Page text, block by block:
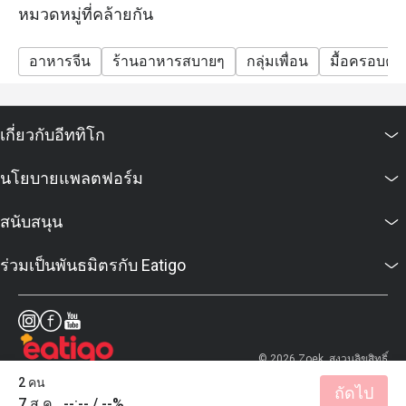
หมวดหมู่ที่คล้ายกัน
อาหารจีน ร้านอาหารสบายๆ กลุ่มเพื่อน มื้อครอบครั
2 คน
ถัดไป
เกี่ยวกับอีททิโก
นโยบายแพลตฟอร์ม
สนับสนุน
ร่วมเป็นพันธมิตรกับ Eatigo
© 2026 Zoek. สงวนลิขสิทธิ์